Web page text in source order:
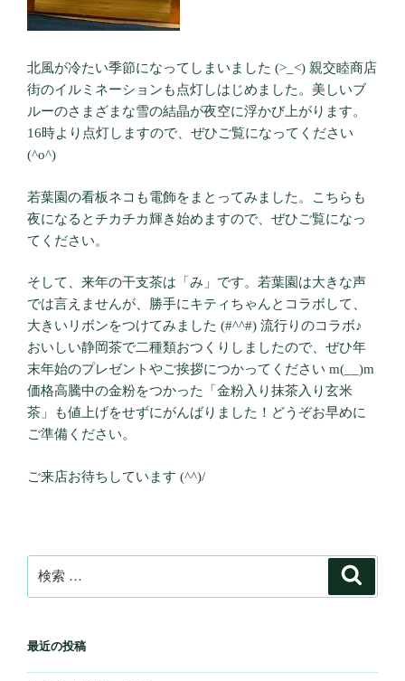
北風が冷たい季節になってしまいました (>_<) 親交睦商店
街のイルミネーションも点灯しはじめました。美しいブ
ルーのさまざまな雪の結晶が夜空に浮かび上がります。
16時より点灯しますので、ぜひご覧になってください
(^o^)
若葉園の看板ネコも電飾をまとってみました。こちらも
夜になるとチカチカ輝き始めますので、ぜひご覧になっ
てください。
そして、来年の干支茶は「み」です。若葉園は大きな声
では言えませんが、勝手にキティちゃんとコラボして、
大きいリボンをつけてみました (#^^#) 流行りのコラボ♪
おいしい静岡茶で二種類おつくりしましたので、ぜひ年
末年始のプレゼントやご挨拶につかってください m(__)m
価格高騰中の金粉をつかった「金粉入り抹茶入り玄米
茶」も値上げをせずにがんばりました！どうぞお早めに
ご準備ください。
ご来店お待ちしています (^^)/
検
索:
最近の投稿